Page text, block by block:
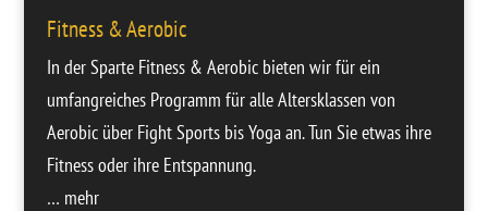
Fitness & Aerobic
In der Sparte Fitness & Aerobic bieten wir für ein
umfangreiches Programm für alle Altersklassen von
Aerobic über Fight Sports bis Yoga an. Tun Sie etwas ihre
Fitness oder ihre Entspannung.
… mehr